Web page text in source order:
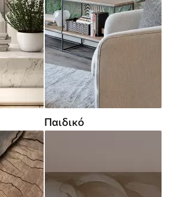
Παιδικό